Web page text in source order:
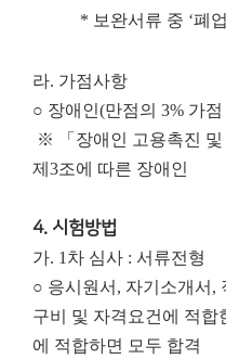
* 보완서류 중 ‘폐
라. 가점사항
○ 장애인(만점의 3% 가
※ 「장애인 고용촉진 및
제3조에 따른 장애인
4. 시험방법
가. 1차 심사 : 서류전형
○ 응시원서, 자기소개서,
구비 및 자격요건에 적합
에 적합하면 모두 합격